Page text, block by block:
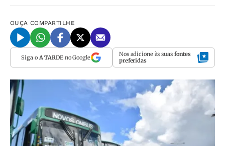
OUÇA COMPARTILHE
Siga o A TARDEno Google Nos adicione às suas fontes
preferidas